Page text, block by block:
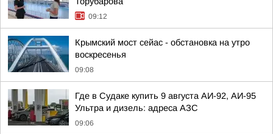
09:12
Крымский мост сейас - обстановка на утро
воскресенья
09:08
Где в Судаке купить 9 августа АИ-92, АИ-95
Ультра и дизель: адреса АЗС
09:06